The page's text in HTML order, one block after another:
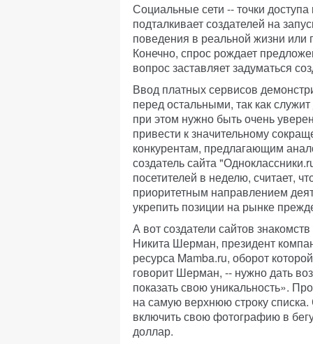
Социальные сети -- точки
подталкивает создателей на
поведения в реальной жизни
Конечно, спрос рождает
вопрос заставляет задуматься
Ввод платных сервисов
перед остальными, так как
при этом нужно быть очень
привести к значительному
конкурентам, предлагающим
создатель сайта
посетителей в неделю, считает,
приоритетным направлением
укрепить позиции на рынке
А вот создатели сайтов
Никита Шерман, президент
ресурса Mamba.ru, оборот
говорит Шерман, -- нужно дать
показать свою уникальность».
на самую верхнюю строку
включить свою фотографию в
доллар.